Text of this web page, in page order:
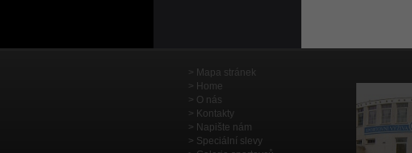
Mapa stránek
Home
O nás
Kontakty
Napište nám
Speciální slevy